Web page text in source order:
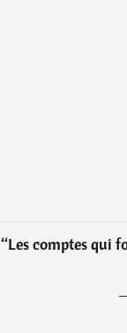
“Les comptes qui